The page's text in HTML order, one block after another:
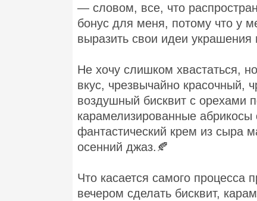
— словом, все, что
бонус для меня, потому что у
выразить свои идеи
Не хочу слишком хвастаться,
вкус, чрезвычайно красочный,
воздушный бисквит с орехами
карамелизированные
фантастический крем из сыра
осенний джаз.🍂
Что касается самого процесса
вечером сделать бисквит,